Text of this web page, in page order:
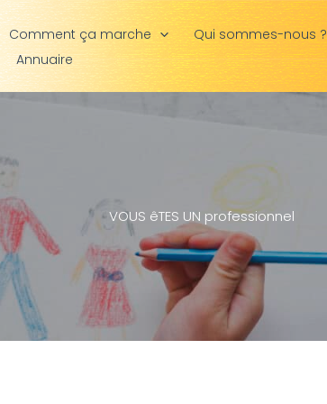
Comment ça marche Qui sommes-nous ?
Annuaire
VOUS êTES UN professionnel